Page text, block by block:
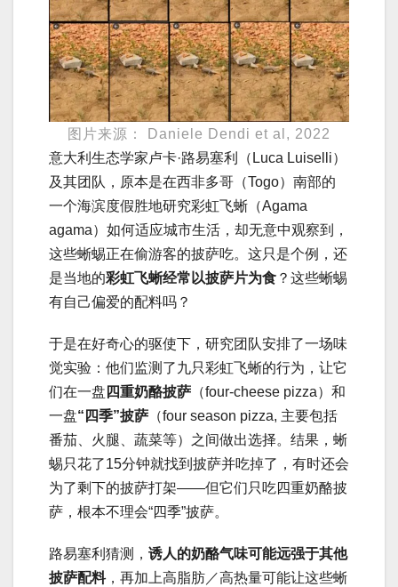
图片来源： Daniele Dendi et al, 2022
意大利生态学家卢卡·路易塞利（Luca Luiselli）
及其团队，原本是在西非多哥（Togo）南部的
一个海滨度假胜地研究彩虹飞蜥（Agama
agama）如何适应城市生活，却无意中观察到，
这些蜥蜴正在偷游客的披萨吃。这只是个例，还
是当地的彩虹飞蜥经常以披萨片为食 ？这些蜥蜴
有自己偏爱的配料吗？
于是在好奇心的驱使下，研究团队安排了一场味
觉实验：他们监测了九只彩虹飞蜥的行为，让它
们在一盘 四重奶酪披萨 （four-cheese pizza）和
一盘“四季”披萨 （four season pizza, 主要包括
番茄、火腿、蔬菜等）之间做出选择。结果，蜥
蜴只花了15分钟就找到披萨并吃掉了，有时还会
为了剩下的披萨打架——但它们只吃四重奶酪披
萨，根本不理会“四季”披萨。
路易塞利猜测， 诱人的奶酪气味可能远强于其他
披萨配料，再加上高脂肪／高热量可能让这些蜥